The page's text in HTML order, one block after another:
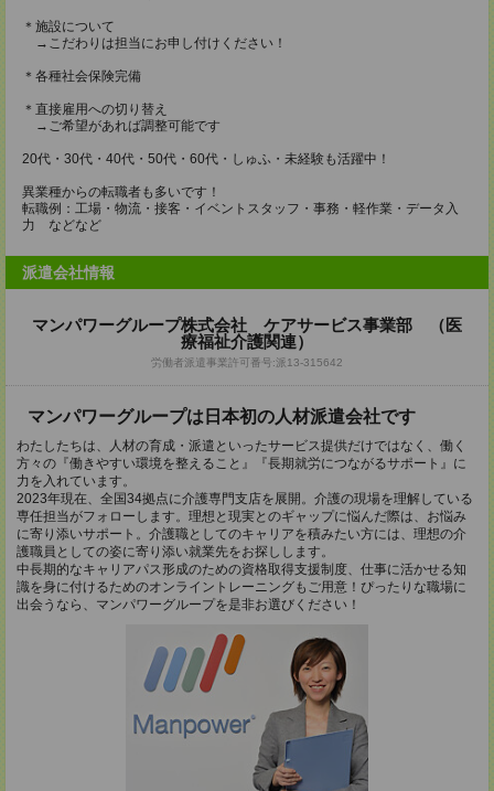
＊施設について
→こだわりは担当にお申し付けください！
＊各種社会保険完備
＊直接雇用への切り替え
→ご希望があれば調整可能です
20代・30代・40代・50代・60代・しゅふ・未経験も活躍中！
異業種からの転職者も多いです！
転職例：工場・物流・接客・イベントスタッフ・事務・軽作業・データ入
力 などなど
派遣会社情報
マンパワーグループ株式会社 ケアサービス事業部 （医
療福祉介護関連）
労働者派遣事業許可番号:派13-315642
マンパワーグループは日本初の人材派遣会社です
わたしたちは、人材の育成・派遣といったサービス提供だけではなく、働く
方々の『働きやすい環境を整えること』『長期就労につながるサポート』に
力を入れています。
2023年現在、全国34拠点に介護専門支店を展開。介護の現場を理解している
専任担当がフォローします。理想と現実とのギャップに悩んだ際は、お悩み
に寄り添いサポート。介護職としてのキャリアを積みたい方には、理想の介
護職員としての姿に寄り添い就業先をお探しします。
中長期的なキャリアパス形成のための資格取得支援制度、仕事に活かせる知
識を身に付けるためのオンライントレーニングもご用意！ぴったりな職場に
出会うなら、マンパワーグループを是非お選びください！